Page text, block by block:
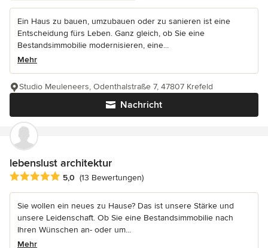
Ein Haus zu bauen, umzubauen oder zu sanieren ist eine
Entscheidung fürs Leben. Ganz gleich, ob Sie eine
Bestandsimmobilie modernisieren, eine...
Mehr
Nachricht
Studio Meuleneers, Odenthalstraße 7, 47807 Krefeld
lebenslust architektur
Durchschnittliche Bewertung: 5 von 5 Sternen
5,0 (13 Bewertungen)
Sie wollen ein neues zu Hause? Das ist unsere Stärke und
unsere Leidenschaft. Ob Sie eine Bestandsimmobilie nach
Ihren Wünschen an- oder um...
Mehr